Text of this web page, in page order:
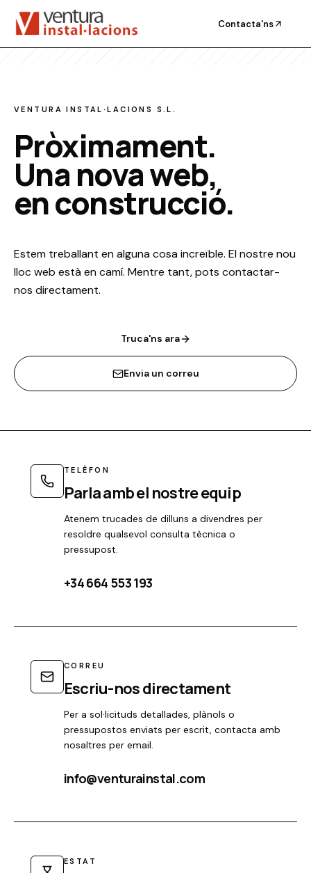
Contacta'ns
VENTURA INSTAL·LACIONS S.L.
Pròximament.
Una nova web,
en construcció.
Estem treballant en alguna cosa increïble. El nostre nou
lloc web està en camí. Mentre tant, pots contactar-
nos directament.
Truca'ns ara
Envia un correu
TELÈFON
Parla amb el nostre equip
Atenem trucades de dilluns a divendres per
resoldre qualsevol consulta tècnica o
pressupost.
+34 664 553 193
CORREU
Escriu-nos directament
Per a sol·licituds detallades, plànols o
pressupostos enviats per escrit, contacta amb
nosaltres per email.
info@venturainstal.com
ESTAT